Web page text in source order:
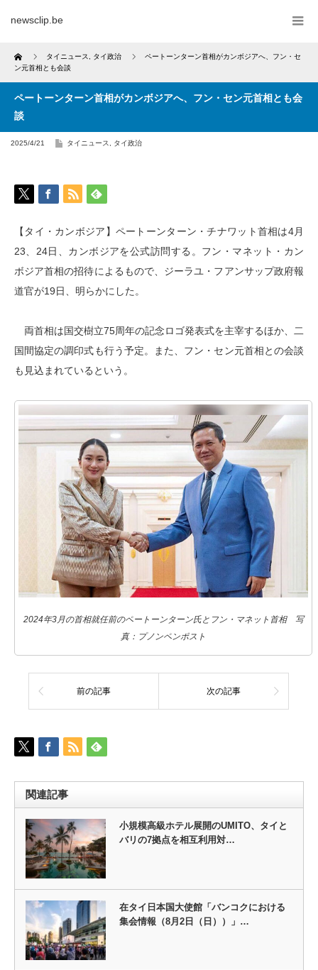
newsclip.be
Home タイニュース タイ政治
ペートーンターン首相がカンボジアへ、フン・セ
ン元首相とも会談
ペートーンターン首相がカンボジアへ、フン・セン元首相とも会
談
2025/4/21 タイニュース タイ政治
【タイ・カンボジア】ペートーンターン・チナワット首相は4月
23、24日、カンボジアを公式訪問する。フン・マネット・カン
ボジア首相の招待によるもので、ジーラユ・フアンサップ政府報
道官が19日、明らかにした。
両首相は国交樹立75周年の記念ロゴ発表式を主宰するほか、二
国間協定の調印式も行う予定。また、フン・セン元首相との会談
も見込まれているという。
2024年3月の首相就任前のペートーンターン氏とフン・マネット首相 写
真：プノンペンポスト
前の記事 次の記事
関連記事
小規模高級ホテル展開のUMITO、タイと
バリの7拠点を相互利用対…
在タイ日本国大使館「バンコクにおける
集会情報（8月2日（日））」…